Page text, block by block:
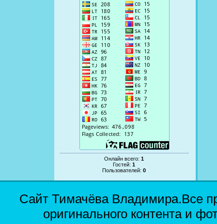
Онлайн всего:1
Гостей:1
Пользователей:0
Сайт Тимачёва Владимира.Все
оригинального контента и